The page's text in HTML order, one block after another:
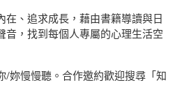
在、追求成長，藉由書籍導讀與日
音，找到每個人專屬的心理生活空
/妳慢慢聽。合作邀約歡迎搜尋「知